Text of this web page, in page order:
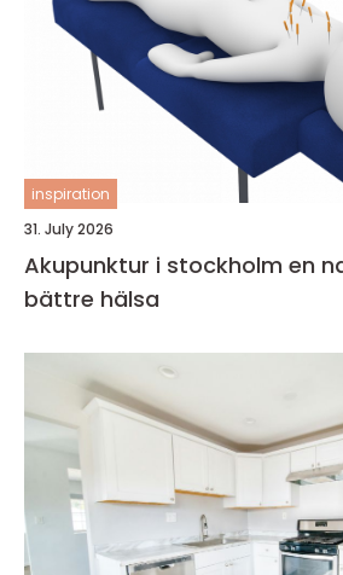
inspiration
31. July 2026
Akupunktur i stockholm en naturlig väg till
bättre hälsa